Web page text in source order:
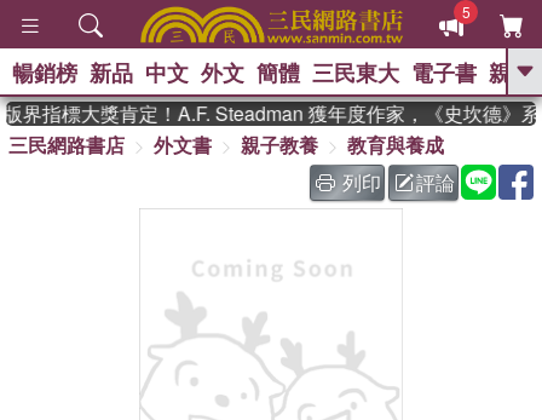
5
GO
熱搜： 東野圭吾 、 高希均教授回憶錄
The Odyssey 、 父親節 、 如果歷
史是一群喵 、 暑期推薦 、 國際布克
偉大的迷走神經
暢銷榜 新品 中文 外文 簡體 三民東大 電子書 親子
界指標大獎肯定！A.F. Steadman 獲年度作家，《史坎德》系
三民網路書店
外文書 親子教養
教育與養成
列印
評論